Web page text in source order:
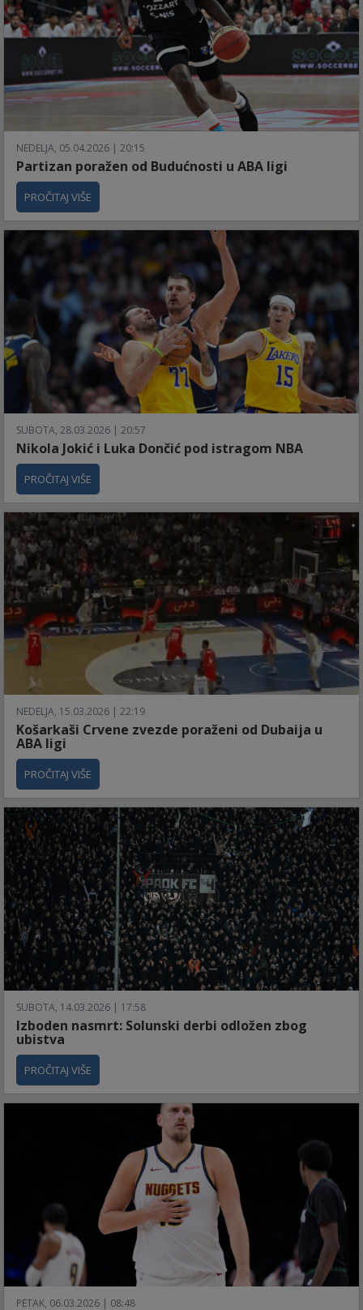
NEDELJA, 05.04.2026 | 20:15
Partizan poražen od Budućnosti u ABA ligi
PROČITAJ VIŠE
SUBOTA, 28.03.2026 | 20:57
Nikola Jokić i Luka Dončić pod istragom NBA
PROČITAJ VIŠE
NEDELJA, 15.03.2026 | 22:19
Košarkaši Crvene zvezde poraženi od Dubaija u
ABA ligi
PROČITAJ VIŠE
SUBOTA, 14.03.2026 | 17:58
Izboden nasmrt: Solunski derbi odložen zbog
ubistva
PROČITAJ VIŠE
PETAK, 06.03.2026 | 08:48